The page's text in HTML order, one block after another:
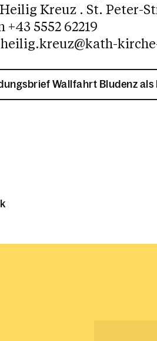
Kreuz . St. Peter-
+43 5552 62219
Wallfahrt Bludenz als